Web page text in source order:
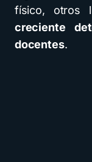
físico, otros
creciente
docentes.